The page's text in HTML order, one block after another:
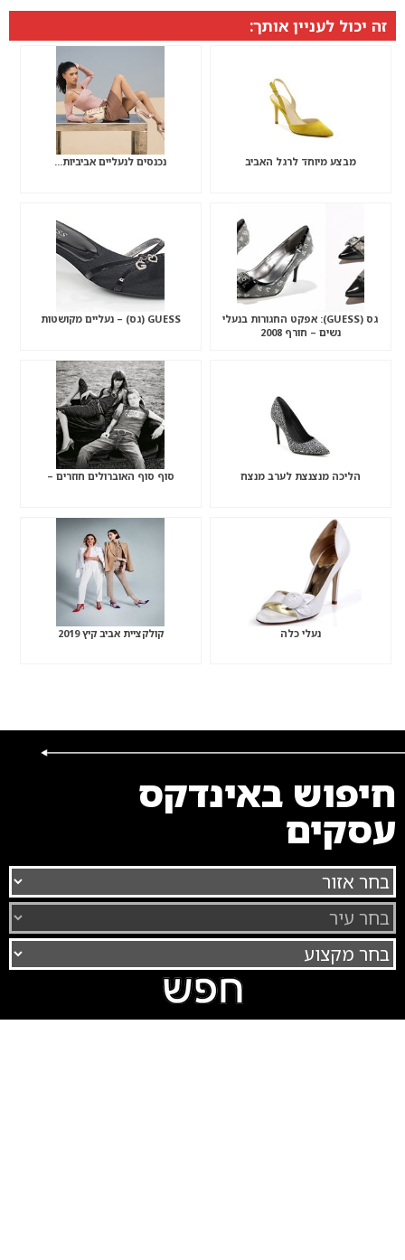
זה יכול לעניין אותך:
מבצע מיוחד לרגל האביב נכנסים לנעליים אביביות…
גס (GUESS): אפקט החגורות בנעלי
נשים – חורף 2008
GUESS (גס) – נעליים מקושטות
הליכה מנצנצת לערב מנצח סוף סוף האוברולים חוזרים –
נעלי כלה קולקציית אביב קיץ 2019
חיפוש באינדקס
עסקים